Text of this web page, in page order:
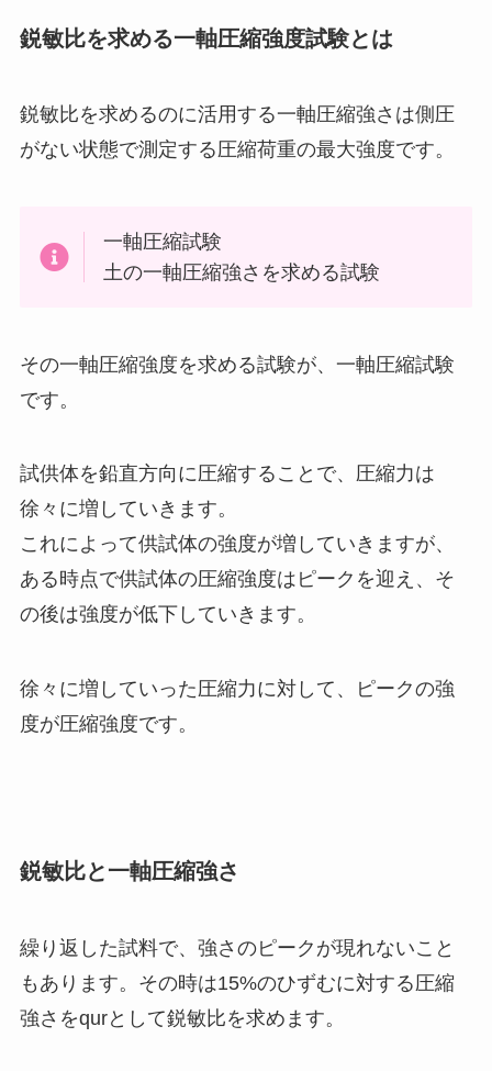
鋭敏比を求める一軸圧縮強度試験とは
鋭敏比を求めるのに活用する一軸圧縮強さは側圧
がない状態で測定する圧縮荷重の最大強度です。
一軸圧縮試験
土の一軸圧縮強さを求める試験
その一軸圧縮強度を求める試験が、一軸圧縮試験
です。
試供体を鉛直方向に圧縮することで、圧縮力は
徐々に増していきます。
これによって供試体の強度が増していきますが、
ある時点で供試体の圧縮強度はピークを迎え、そ
の後は強度が低下していきます。
徐々に増していった圧縮力に対して、ピークの強
度が圧縮強度です。
鋭敏比と一軸圧縮強さ
繰り返した試料で、強さのピークが現れないこと
もあります。その時は15%のひずむに対する圧縮
強さをqurとして鋭敏比を求めます。